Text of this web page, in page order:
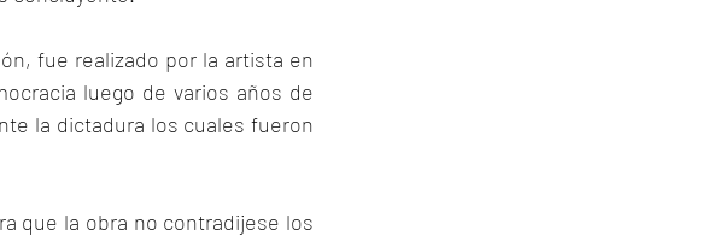
fue realizado por la artista en
luego de varios años de
la dictadura los cuales fueron
que la obra no contradijese los